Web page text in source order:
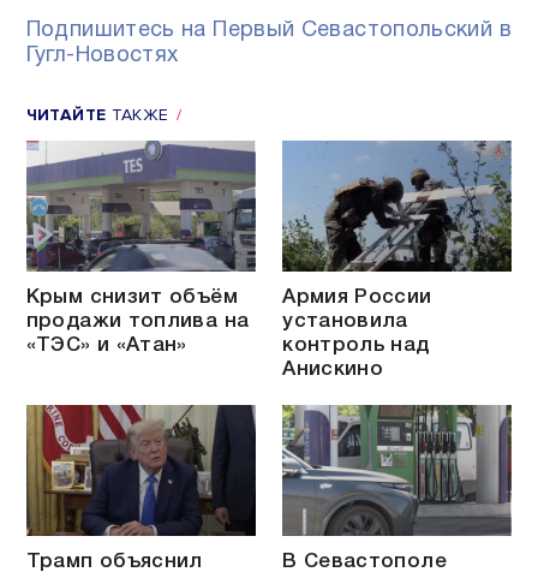
Подпишитесь на Первый Севастопольский в
Гугл-Новостях
ЧИТАЙТЕ ТАКЖЕ
Крым снизит объём
продажи топлива на
«ТЭС» и «Атан»
Армия России
установила
контроль над
Анискино
Трамп объяснил
В Севастополе